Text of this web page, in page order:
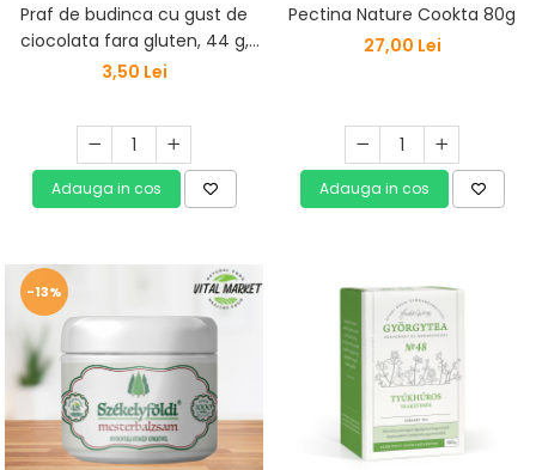
Praf de budinca cu gust de
ciocolata fara gluten, 44 g,
Haas Natural
3,50 Lei
Adauga in cos
Pectina Nature Cookta 80g
27,00 Lei
Adauga in cos
-13%